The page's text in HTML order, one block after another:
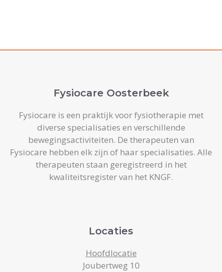
Fysiocare Oosterbeek
Fysiocare is een praktijk voor fysiotherapie met
diverse specialisaties en verschillende
bewegingsactiviteiten. De therapeuten van
Fysiocare hebben elk zijn of haar specialisaties. Alle
therapeuten staan geregistreerd in het
kwaliteitsregister van het KNGF.
Locaties
Hoofdlocatie
Joubertweg 10